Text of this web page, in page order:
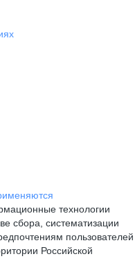
технологии
сбора, систематизации
пользователей
Российской